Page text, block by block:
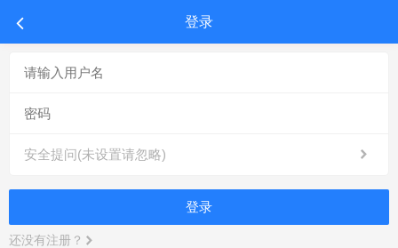
登录
安全提问(未设置请忽略)
登录
还没有注册？